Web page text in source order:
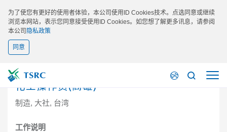
为了使您有更好的使用者体验，本公司使用ID Cookies技术。点选同意或继续
浏览本网站，表示您同意接受使用ID Cookies。如您想了解更多讯息，请参阅
本公司 隐私政策
同意
化工操作员(高雄)
制造, 大社, 台湾
工作说明